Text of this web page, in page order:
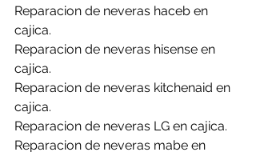
Reparacion de neveras haceb en
cajica.
Reparacion de neveras hisense en
cajica.
Reparacion de neveras kitchenaid en
cajica.
Reparacion de neveras LG en cajica.
Reparacion de neveras mabe en